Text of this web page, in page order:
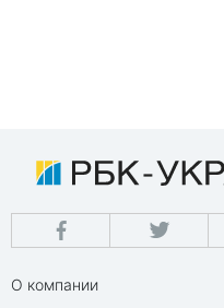
О компании